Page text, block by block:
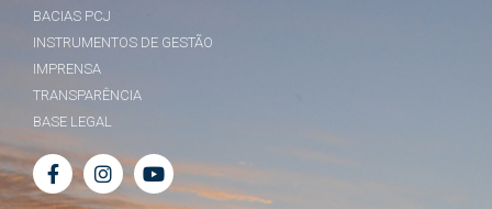
BACIAS PCJ
INSTRUMENTOS DE GESTÃO
IMPRENSA
TRANSPARÊNCIA
BASE LEGAL